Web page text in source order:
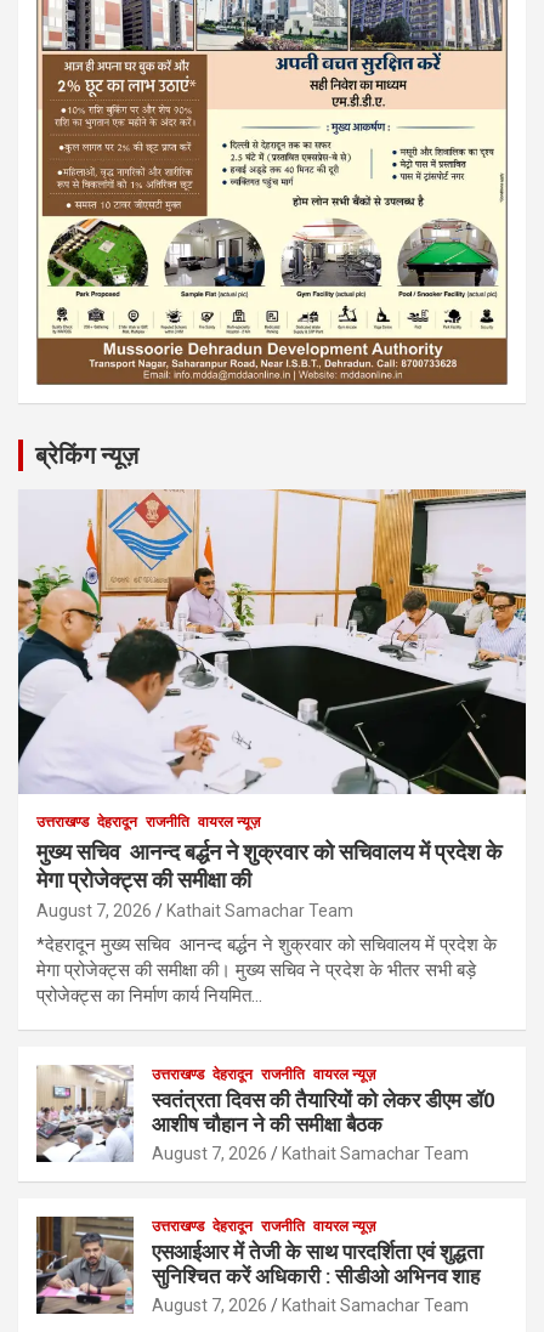
ब्रेकिंग न्यूज़
उत्तराखण्ड देहरादून राजनीति वायरल न्यूज़
मुख्य सचिव आनन्द बर्द्धन ने शुक्रवार को सचिवालय में प्रदेश के
मेगा प्रोजेक्ट्स की समीक्षा की
August 7, 2026 Kathait Samachar Team
*देहरादून मुख्य सचिव आनन्द बर्द्धन ने शुक्रवार को सचिवालय में प्रदेश के
मेगा प्रोजेक्ट्स की समीक्षा की। मुख्य सचिव ने प्रदेश के भीतर सभी बड़े
प्रोजेक्ट्स का निर्माण कार्य नियमित…
उत्तराखण्ड देहरादून राजनीति वायरल न्यूज़
स्वतंत्रता दिवस की तैयारियों को लेकर डीएम डॉ0
आशीष चौहान ने की समीक्षा बैठक
August 7, 2026 Kathait Samachar Team
उत्तराखण्ड देहरादून राजनीति वायरल न्यूज़
एसआईआर में तेजी के साथ पारदर्शिता एवं शुद्धता
सुनिश्चित करें अधिकारी : सीडीओ अभिनव शाह
August 7, 2026 Kathait Samachar Team